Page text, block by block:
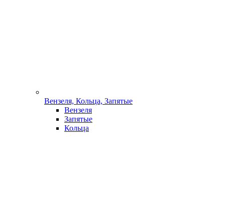
Вензеля, Кольца, Запятые
Вензеля
Запятые
Кольца